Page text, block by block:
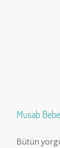
Musab
Bütün